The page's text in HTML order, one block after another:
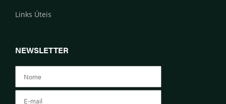
Links Úteis
NEWSLETTER